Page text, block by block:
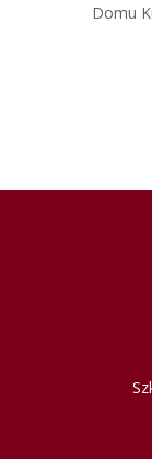
Domu